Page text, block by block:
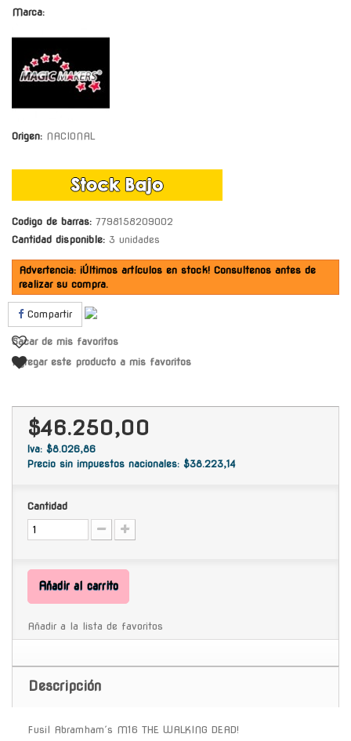
Marca:
Origen: NACIONAL
Codigo de barras: 7798158209002
Cantidad disponible: 3 unidades
Advertencia: ¡Últimos artículos en stock! Consultenos antes de
realizar su compra.
Compartir
Sacar de mis favoritos
Agregar este producto a mis favoritos
$46.250,00
Iva: $8.026,86
Precio sin impuestos nacionales: $38.223,14
Cantidad
Añadir al carrito
Añadir a la lista de favoritos
Descripción
Fusil Abramham´s M16 THE WALKING DEAD!